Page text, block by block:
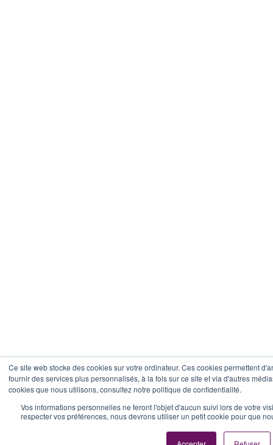
Ce site web stocke des cookies sur votre ordinateur. Ces cookies permettent
fournir des services plus personnalisés, à la fois sur ce site et via d'autres
cookies que nous utilisons, consultez notre politique de confidentialité.
Vos informations personnelles ne feront l'objet d'aucun suivi lors de votre
respecter vos préférences, nous devrons utiliser un petit cookie pour que